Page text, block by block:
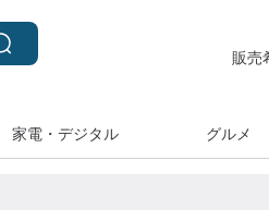
販売
家電・デジタル グルメ